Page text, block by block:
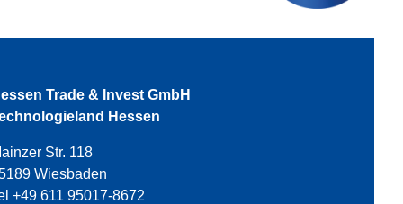
Trade & Invest GmbH
Hessen
Str. 118
Wiesbaden
+49 611 95017-8672